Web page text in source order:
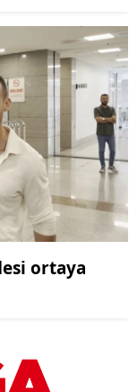
ortaya